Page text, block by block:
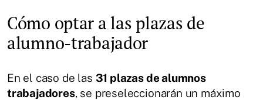
Cómo optar a las plazas de
alumno-trabajador
En el caso de las 31 plazas de alumnos
trabajadores, se preseleccionarán un máximo